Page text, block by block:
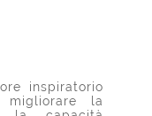
inspiratorio
migliorare la